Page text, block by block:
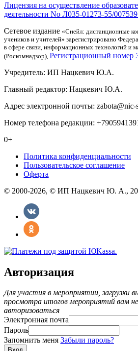
Лицензия на осуществление
деятельности No Л035-01273-55/
Сетевое издание «Снейл: дистанционные
учеников и учителей» зарегистрировано
в сфере связи, информационных технологий и
(Роскомнадзор), Регистрационный
Учредитель: ИП Нацкевич Ю.А.
Главный редактор: Нацкевич Ю.А.
Адрес электронной почты: zabota@nic-
Номер телефона редакции:
0+
Политика конфиденциальности
Пользовательское соглашение
Оферта
© 2000-2026, © ИП Нацкевич Ю. А.,
Авторизация
Для участия в мероприятии, загрузки
просмотра итогов мероприятий вам
авторизоваться
Электронная почта
Пароль
Запомнить меня Забыли пароль?